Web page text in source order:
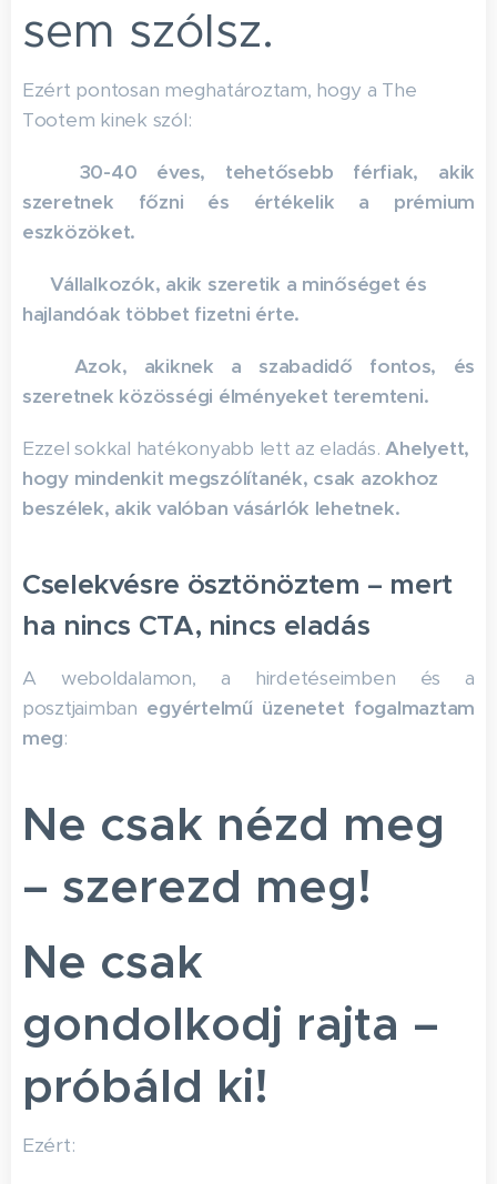
sem szólsz.
Ezért pontosan meghatároztam, hogy a The
Tootem kinek szól:
30-40 éves, tehetősebb férfiak, akik
szeretnek főzni és értékelik a prémium
eszközöket.
✅Vállalkozók, akik szeretik a minőséget és
hajlandóak többet fizetni érte.
Azok, akiknek a szabadidő fontos, és
szeretnek közösségi élményeket teremteni.
Ezzel sokkal hatékonyabb lett az eladás.Ahelyett,
hogy mindenkit megszólítanék, csak azokhoz
beszélek, akik valóban vásárlók lehetnek.
Cselekvésre ösztönöztem – mert
ha nincs CTA, nincs eladás
A weboldalamon, a hirdetéseimben és a
posztjaimban egyértelmű üzenetet fogalmaztam
meg:
Ne csak nézd meg
– szerezd meg!
Ne csak
gondolkodj rajta –
próbáld ki!
Ezért: